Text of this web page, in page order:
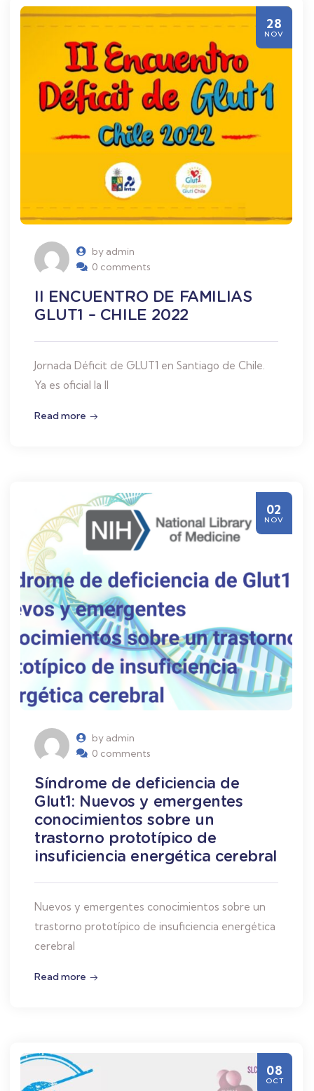
by admin
0 comments
II ENCUENTRO DE FAMILIAS
GLUT1 – CHILE 2022
Jornada Déficit de GLUT1 en Santiago de Chile.
Ya es oficial la II
Read more
28
NOV
by admin
0 comments
Síndrome de deficiencia de
Glut1: Nuevos y emergentes
conocimientos sobre un
trastorno prototípico de
insuficiencia energética cerebral
Nuevos y emergentes conocimientos sobre un
trastorno prototípico de insuficiencia energética
cerebral
Read more
02
NOV
08
OCT